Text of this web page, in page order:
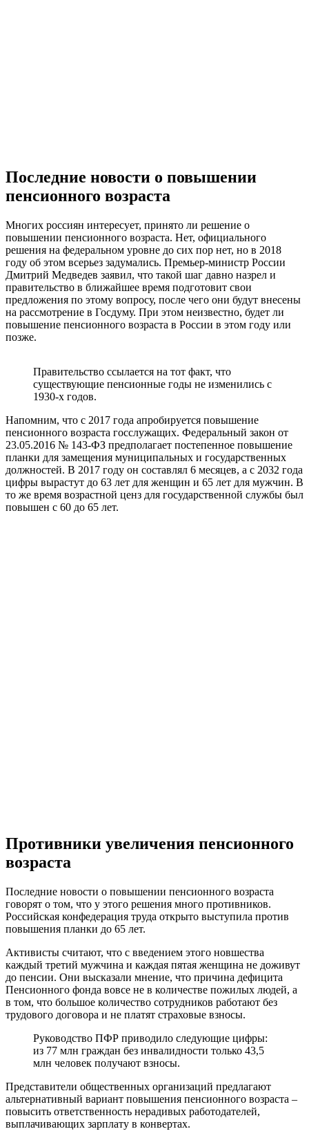
Последние новости о повышении
пенсионного возраста
Многих россиян интересует, принято ли решение о
повышении пенсионного возраста. Нет, официального
решения на федеральном уровне до сих пор нет, но в 2018
году об этом всерьез задумались. Премьер-министр России
Дмитрий Медведев заявил, что такой шаг давно назрел и
правительство в ближайшее время подготовит свои
предложения по этому вопросу, после чего они будут внесены
на рассмотрение в Госдуму. При этом неизвестно, будет ли
повышение пенсионного возраста в России в этом году или
позже.
Правительство ссылается на тот факт, что
существующие пенсионные годы не изменились с
1930-х годов.
Напомним, что с 2017 года апробируется повышение
пенсионного возраста госслужащих. Федеральный закон от
23.05.2016 № 143-ФЗ предполагает постепенное повышение
планки для замещения муниципальных и государственных
должностей. В 2017 году он составлял 6 месяцев, а с 2032 года
цифры вырастут до 63 лет для женщин и 65 лет для мужчин. В
то же время возрастной ценз для государственной службы был
повышен с 60 до 65 лет.
Противники увеличения пенсионного
возраста
Последние новости о повышении пенсионного возраста
говорят о том, что у этого решения много противников.
Российская конфедерация труда открыто выступила против
повышения планки до 65 лет.
Активисты считают, что с введением этого новшества
каждый третий мужчина и каждая пятая женщина не доживут
до пенсии. Они высказали мнение, что причина дефицита
Пенсионного фонда вовсе не в количестве пожилых людей, а
в том, что большое количество сотрудников работают без
трудового договора и не платят страховые взносы.
Руководство ПФР приводило следующие цифры:
из 77 млн ​​граждан без инвалидности только 43,5
млн человек получают взносы.
Представители общественных организаций предлагают
альтернативный вариант повышения пенсионного возраста –
повысить ответственность нерадивых работодателей,
выплачивающих зарплату в конвертах.